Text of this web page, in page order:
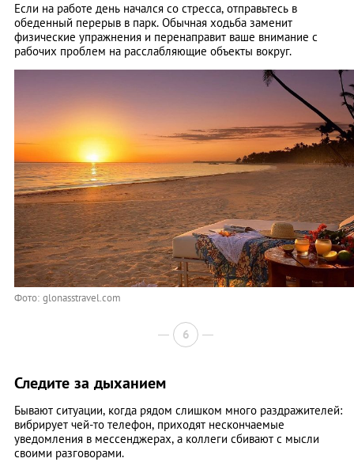
Если на работе день начался со стресса, отправьтесь в
обеденный перерыв в парк. Обычная ходьба заменит
физические упражнения и перенаправит ваше внимание с
рабочих проблем на расслабляющие объекты вокруг.
Фото: glonasstravel.com
6
Следите за дыханием
Бывают ситуации, когда рядом слишком много раздражителей:
вибрирует чей-то телефон, приходят нескончаемые
уведомления в мессенджерах, а коллеги сбивают с мысли
своими разговорами.